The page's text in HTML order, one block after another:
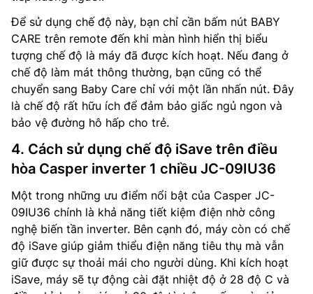
Để sử dụng chế độ này, bạn chỉ cần bấm nút BABY
CARE trên remote đến khi màn hình hiển thị biểu
tượng chế độ là máy đã được kích hoạt. Nếu đang ở
chế độ làm mát thông thường, bạn cũng có thể
chuyển sang Baby Care chỉ với một lần nhấn nút. Đây
là chế độ rất hữu ích để đảm bảo giấc ngủ ngon và
bảo vệ đường hô hấp cho trẻ.
4. Cách sử dụng chế độ iSave trên điều
hòa Casper inverter 1 chiều JC-09IU36
Một trong những ưu điểm nổi bật của Casper JC-
09IU36 chính là khả năng tiết kiệm điện nhờ công
nghệ biến tần inverter. Bên cạnh đó, máy còn có chế
độ iSave giúp giảm thiểu điện năng tiêu thụ mà vẫn
giữ được sự thoải mái cho người dùng. Khi kích hoạt
iSave, máy sẽ tự động cài đặt nhiệt độ ở 28 độ C và